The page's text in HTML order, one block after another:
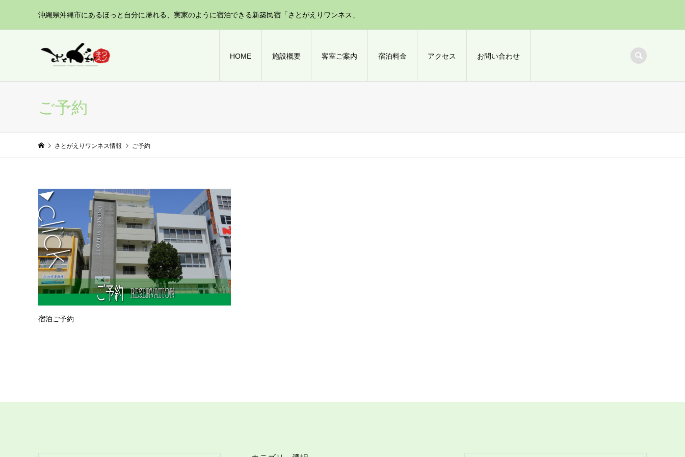
沖縄県沖縄市にあるほっと自分に帰れる、実家のように宿泊できる新築民宿「さとがえりワンネス」
HOME 施設概要 客室ご案内 宿泊料金 アクセス お問い合わせ
ご予約
さとがえりワンネス情報 ご予約
宿泊ご予約